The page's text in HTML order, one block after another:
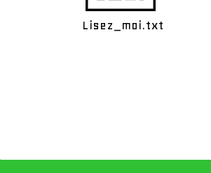
Lisez_moi.txt